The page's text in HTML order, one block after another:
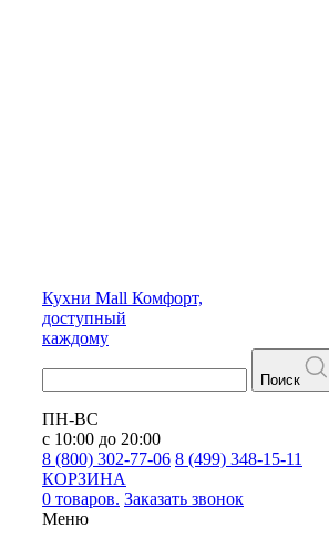
Кухни Mall Комфорт,
доступный
каждому
Поиск
ПН-ВС
с 10:00 до 20:00
8 (800) 302-77-06 8 (499) 348-15-11
КОРЗИНА
0 товаров. Заказать звонок
Меню